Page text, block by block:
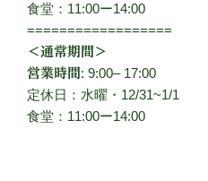
食堂：11:00ー14:00
==================
＜通常期間＞
営業時間 : 9:00– 17:00
定休日：水曜・12/31~1/1
食堂：11:00ー14:00